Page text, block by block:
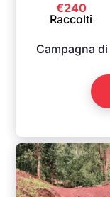
€240
Raccolti
Campagna di